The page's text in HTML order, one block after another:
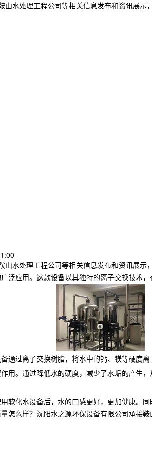
山水处理工程公司等相关信息发布和资讯展示
山水处理工程公司等相关信息发布和资讯展示
泛应用。这款设备以其独特的离子交换技术
过离子交换树脂，将水中的钙、镁等硬度
用。通过降低水的硬度，减少了水垢的产生
化水设备后，水的口感更好，更加健康。
怎么样？沈阳水之源环保设备有限公司承接